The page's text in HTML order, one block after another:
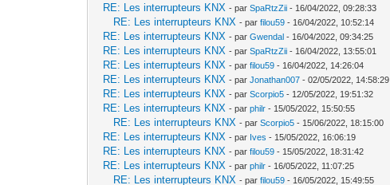
RE: Les interrupteurs KNX - parSpaRtzZii - 16/04/2022, 09:28:33
RE: Les interrupteurs KNX - parfilou59 - 16/04/2022, 10:52:14
RE: Les interrupteurs KNX - parGwendal - 16/04/2022, 09:34:25
RE: Les interrupteurs KNX - parSpaRtzZii - 16/04/2022, 13:55:01
RE: Les interrupteurs KNX - parfilou59 - 16/04/2022, 14:26:04
RE: Les interrupteurs KNX - parJonathan007 - 02/05/2022, 14:58:29
RE: Les interrupteurs KNX - parScorpio5 - 12/05/2022, 19:51:32
RE: Les interrupteurs KNX - parphilr - 15/05/2022, 15:50:55
RE: Les interrupteurs KNX - parScorpio5 - 15/06/2022, 18:15:00
RE: Les interrupteurs KNX - par Ives - 15/05/2022, 16:06:19
RE: Les interrupteurs KNX - parfilou59 - 15/05/2022, 18:31:42
RE: Les interrupteurs KNX - parphilr - 16/05/2022, 11:07:25
RE: Les interrupteurs KNX - parfilou59 - 16/05/2022, 15:49:55